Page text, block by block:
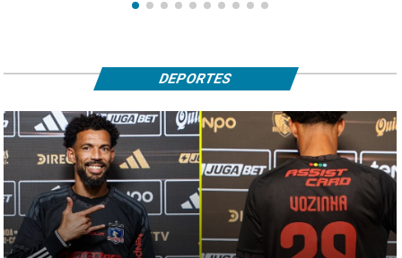
DEPORTES